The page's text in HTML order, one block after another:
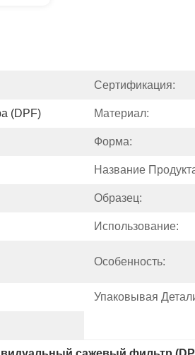
Сертификация:
(DPF) Материал:
Форма:
Название
Образец:
Использование:
Особенность:
Упаковывая